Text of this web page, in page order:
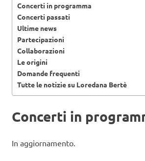
Concerti in programma
Concerti passati
Ultime news
Partecipazioni
Collaborazioni
Le origini
Domande frequenti
Tutte le notizie su Loredana Bertè
Concerti in
In aggiornamento.